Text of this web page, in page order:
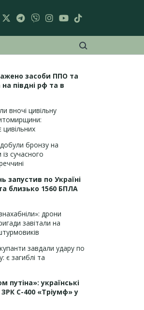
засоби ППО та
півдні рф та в
вночі цивільну
бронзу на
сучасного
запустив по Україні
близько 1560 БПЛА
дрони
завітали на
завдали удару по
є загиблі та
путіна»: українські
С-400 «Тріумф» у